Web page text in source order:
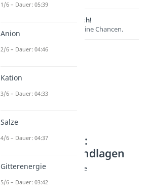
Lernen lohnt sich!
Entdecke hier deine Chancen.
Weitere Inhalte:
Chemische Grundlagen
Kenngrößen der Chemie
Atommasse
1/6 – Dauer: 05:39
Anion
2/6 – Dauer: 04:46
Kation
3/6 – Dauer: 04:33
Salze
4/6 – Dauer: 04:37
Gitterenergie
5/6 – Dauer: 03:42